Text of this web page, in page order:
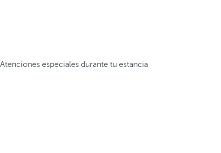
Atenciones especiales durante tu estancia